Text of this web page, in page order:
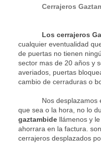
Cerrajeros
Los cerrajeros
cualquier eventualidad
de puertas no tienen
sector mas de 20 años y
averiados, puertas
cambio de cerraduras o
Nos desplazamos en
que sea o la hora, no lo
gaztambidellámenos y le
ahorrara en la factura.
cerrajeros desplazados